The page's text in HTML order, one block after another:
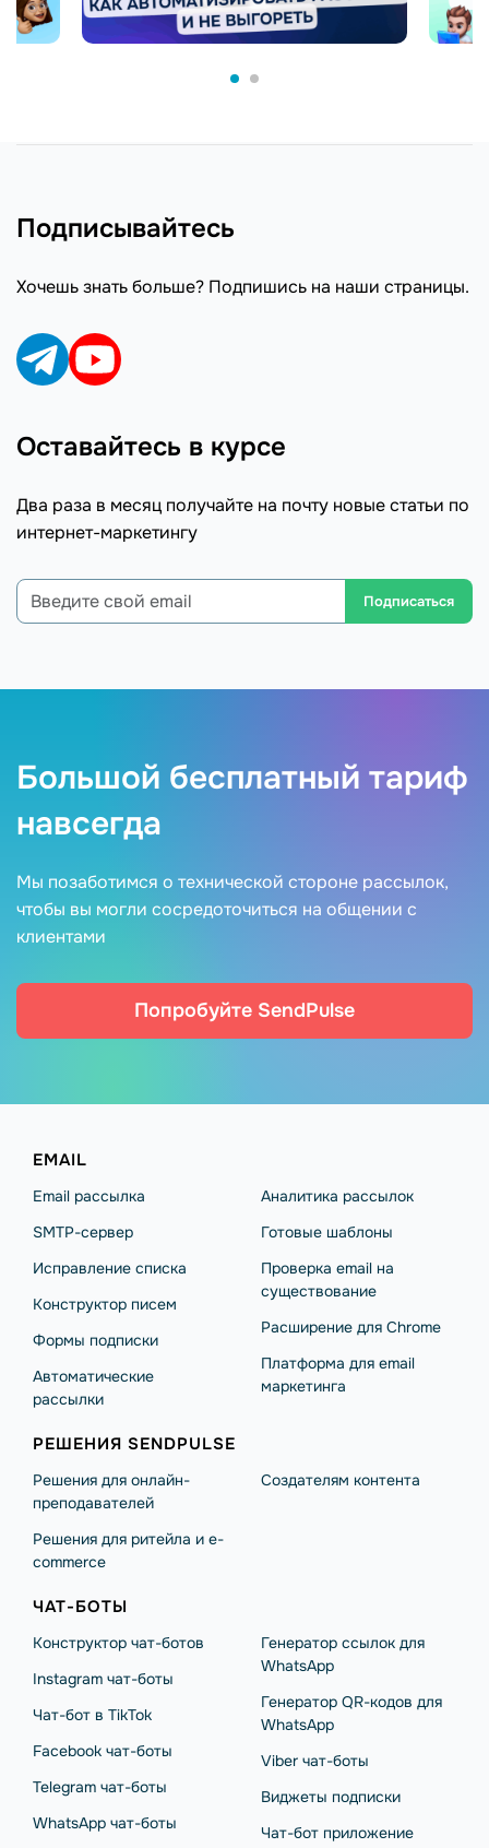
Подписывайтесь
Хочешь знать больше? Подпишись на наши страницы.
Оставайтесь в курсе
Два раза в месяц получайте на почту новые статьи по
интернет-маркетингу
Подписаться
Большой бесплатный тариф
навсегда
Мы позаботимся о технической стороне рассылок,
чтобы вы могли сосредоточиться на общении с
клиентами
Попробуйте SendPulse
EMAIL
Email рассылка
SMTP-сервер
Исправление списка
Конструктор писем
Формы подписки
Автоматические
рассылки
Аналитика рассылок
Готовые шаблоны
Проверка email на
существование
Расширение для Chrome
Платформа для email
маркетинга
РЕШЕНИЯ SENDPULSE
Решения для онлайн-
преподавателей
Решения для ритейла и e-
commerce
Создателям контента
ЧАТ-БОТЫ
Конструктор чат-ботов
Instagram чат-боты
Чат-бот в TikTok
Facebook чат-боты
Telegram чат-боты
WhatsApp чат-боты
Генератор ссылок для
WhatsApp
Генератор QR-кодов для
WhatsApp
Viber чат-боты
Виджеты подписки
Чат-бот приложение